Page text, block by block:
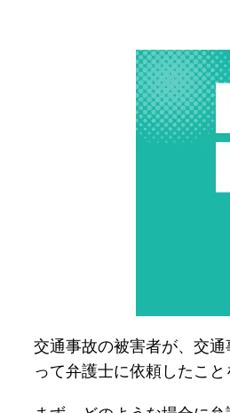
交通事故の被害者が、交
って弁護士に依頼したこと